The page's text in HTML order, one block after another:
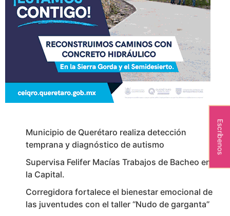
Municipio de Querétaro realiza detección
temprana y diagnóstico de autismo
Supervisa Felifer Macías Trabajos de Bacheo en
la Capital.
Corregidora fortalece el bienestar emocional de
las juventudes con el taller ‘‘Nudo de garganta’’
Escríbenos